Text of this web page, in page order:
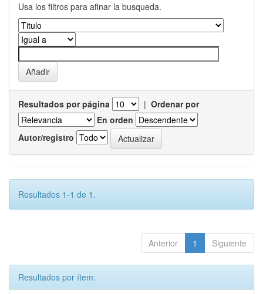
Usa los filtros para afinar la busqueda.
Resultados por página | Ordenar por
En orden
Autor/registro
Resultados 1-1 de 1.
Anterior 1 Siguiente
Resultados por ítem: